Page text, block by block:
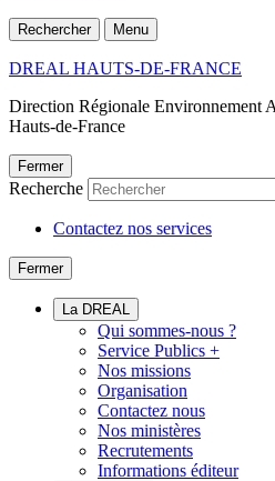
Rechercher Menu
DREAL HAUTS-DE-FRANCE
Direction Régionale Environnement
Hauts-de-France
Fermer
Recherche
Contactez nos services
Fermer
La DREAL
Qui sommes-nous ?
Service Publics +
Nos missions
Organisation
Contactez nous
Nos ministères
Recrutements
Informations éditeur